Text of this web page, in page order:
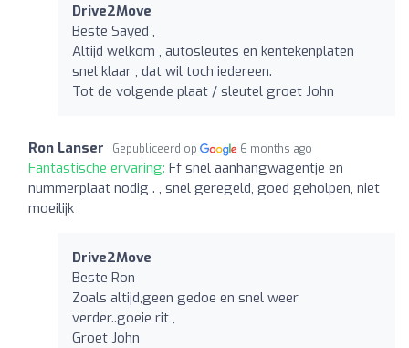
Drive2Move
Beste Sayed ,
Altijd welkom , autosleutes en kentekenplaten
snel klaar , dat wil toch iedereen.
Tot de volgende plaat / sleutel groet John
Ron Lanser Gepubliceerd op 6 months ago
Fantastische ervaring: Ff snel aanhangwagentje en
nummerplaat nodig . , snel geregeld, goed geholpen, niet
moeilijk
Drive2Move
Beste Ron
Zoals altijd,geen gedoe en snel weer
verder..goeie rit ,
Groet John